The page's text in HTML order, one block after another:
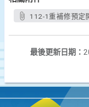
112-1重補修預定
最後更新日期：